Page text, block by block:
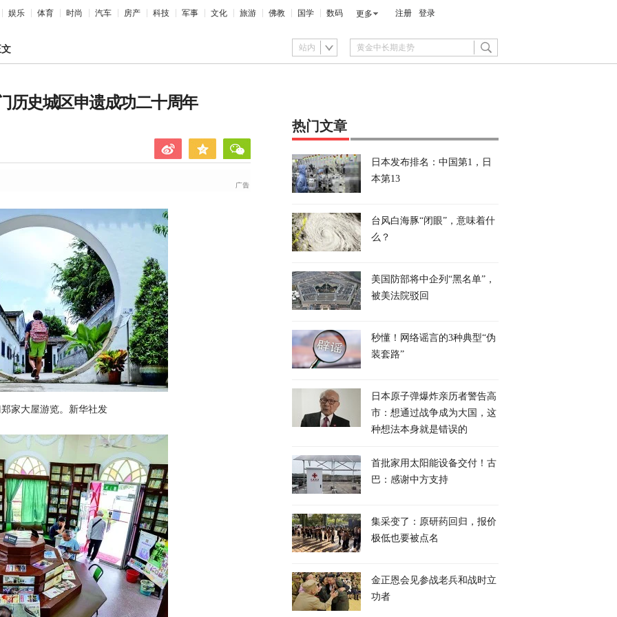
娱乐 体育 时尚 汽车 房产 科技 军事 文化 旅游 佛教 国学 数码 更多 注册 登录
站内
史城区申遗成功二十周年
家大屋游览。新华社发
热门文章
日本发布排名：中国第1，日
本第13
台风白海豚“闭眼”，意味着什
么？
美国防部将中企列“黑名单”，
被美法院驳回
秒懂！网络谣言的3种典型“伪
装套路”
日本原子弹爆炸亲历者警告高
市：想通过战争成为大国，这
种想法本身就是错误的
首批家用太阳能设备交付！古
巴：感谢中方支持
集采变了：原研药回归，报价
极低也要被点名
金正恩会见参战老兵和战时立
功者